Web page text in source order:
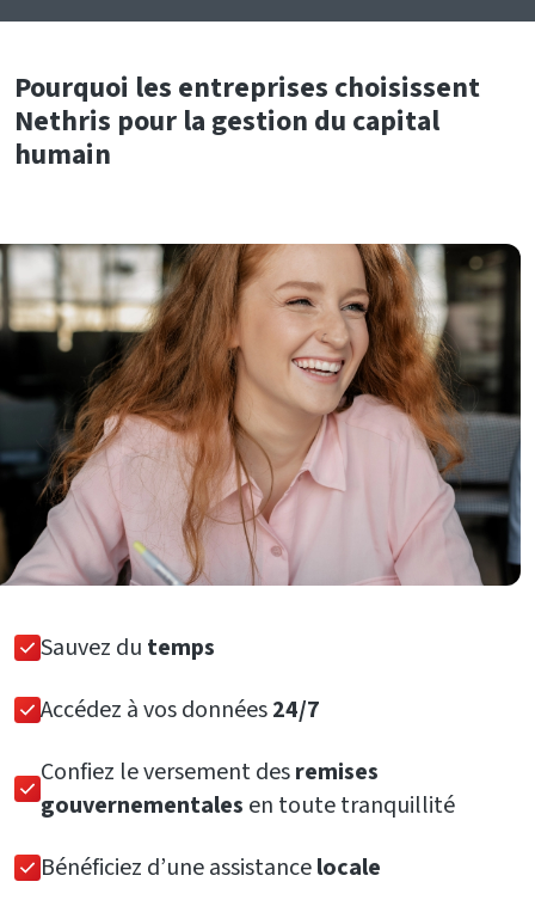
Pourquoi les entreprises choisissent
Nethris pour la gestion du capital
humain
Sauvez du temps
Accédez à vos données24/7
Confiez le versement desremises
gouvernementales en toute tranquillité
Bénéficiez d’une assistancelocale